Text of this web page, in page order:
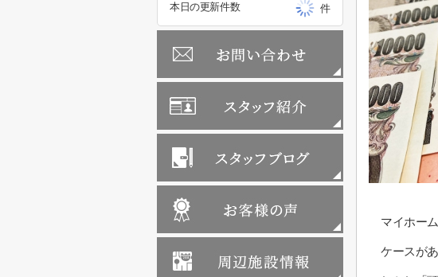
マイホー
ケースがあ
本日の更新件数
件